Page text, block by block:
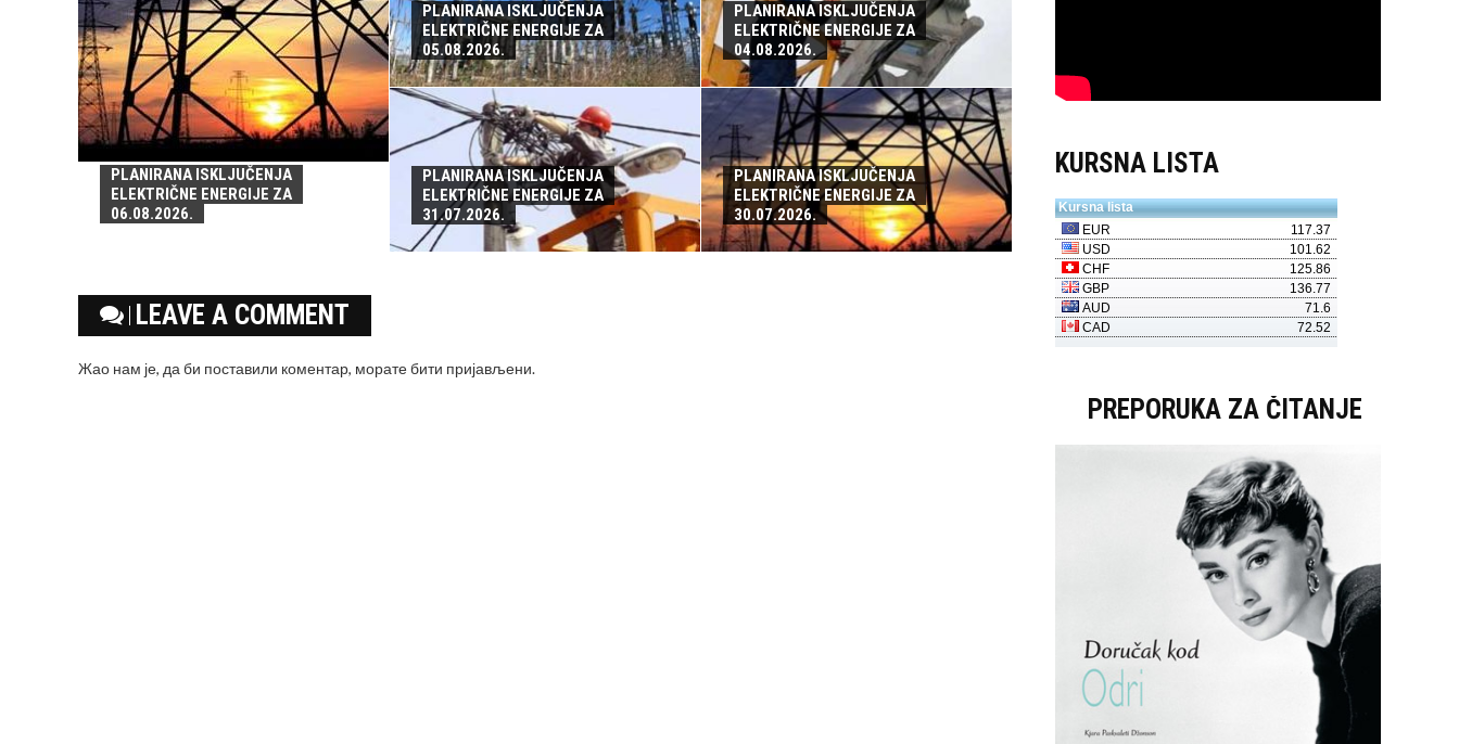
PLANIRANA ISKLJUČENJA
ELEKTRIČNE ENERGIJE ZA
06.08.2026.
PLANIRANA ISKLJUČENJA
ELEKTRIČNE ENERGIJE ZA
05.08.2026.
PLANIRANA ISKLJUČENJA
ELEKTRIČNE ENERGIJE ZA
04.08.2026.
PLANIRANA ISKLJUČENJA
ELEKTRIČNE ENERGIJE ZA
31.07.2026.
PLANIRANA ISKLJUČENJA
ELEKTRIČNE ENERGIJE ZA
30.07.2026.
LEAVE A COMMENT
Жао нам је, да би поставили коментар, моратебити пријављени.
KURSNA LISTA
PREPORUKA ZA ČITANJE